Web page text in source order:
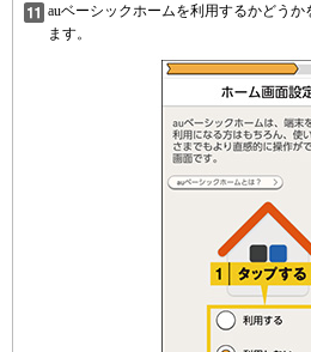
auベーシックホームを利用するかどう
ます。